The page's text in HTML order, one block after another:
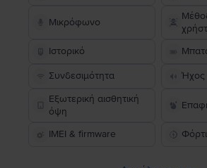
Μικρόφωνο
Ιστορικό
Συνδεσιμότητα
Ήχος
Εξωτερική αισθητική
όψη
IMEI & firmware